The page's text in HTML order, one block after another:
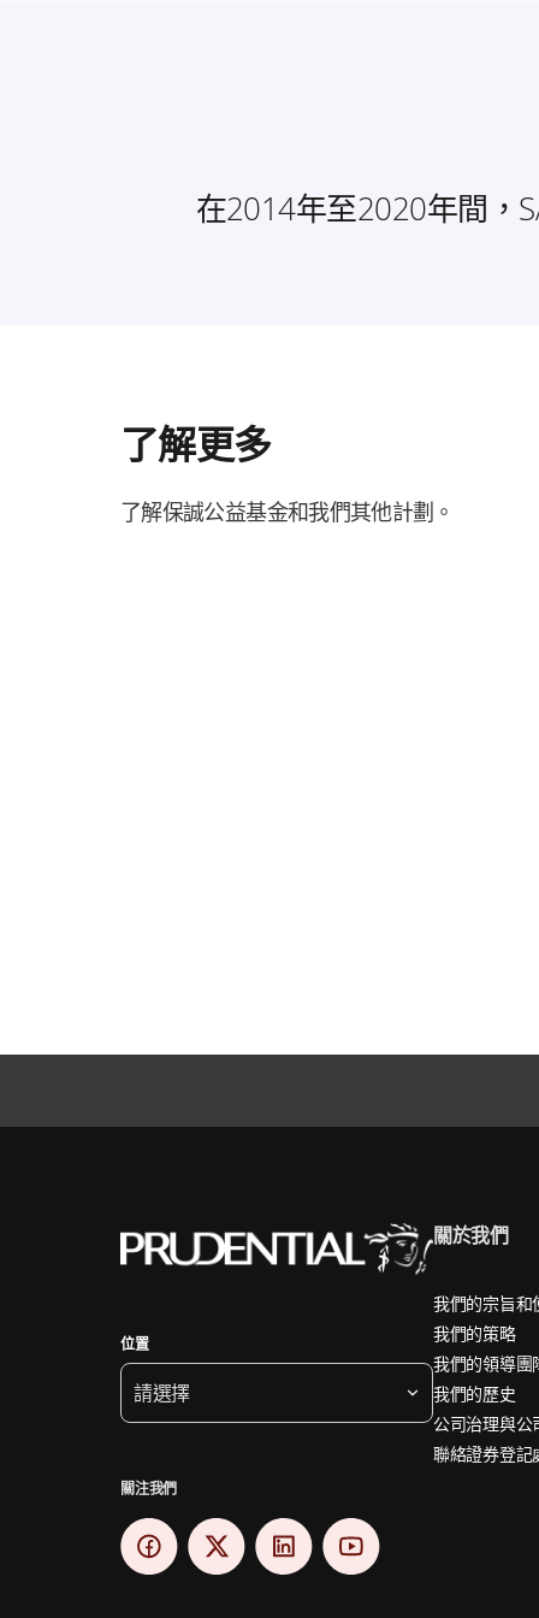
在2014年至2020年間，
了解更多
了解保誠公益基金和我們其他計劃。
位置
請選擇
關注我們
關於我們
我們的宗旨和
我們的策略
我們的領導團
我們的歷史
公司治理與公
聯絡證券登記